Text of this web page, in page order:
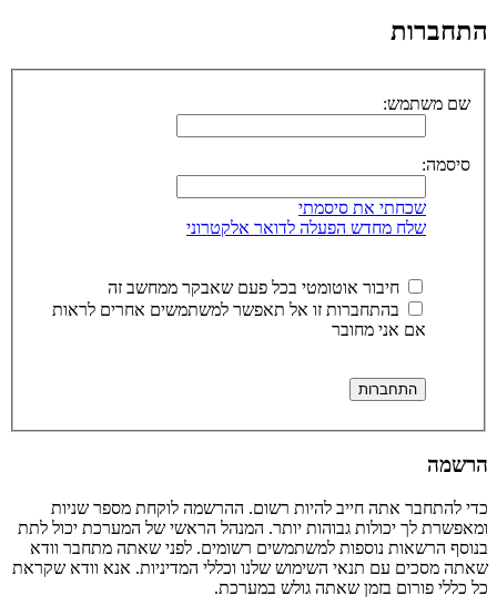
התחברות
שם משתמש:
סיסמה:
שכחתי את סיסמתי
שלח מחדש הפעלה לדואר אלקטרוני
חיבור אוטומטי בכל פעם שאבקר ממחשב זה
בהתחברות זו אל תאפשר למשתמשים אחרים לראות
אם אני מחובר
הרשמה
כדי להתחבר אתה חייב להיות רשום. ההרשמה לוקחת מספר שניות
ומאפשרת לך יכולות גבוהות יותר. המנהל הראשי של המערכת יכול לתת
בנוסף הרשאות נוספות למשתמשים רשומים. לפני שאתה מתחבר וודא
שאתה מסכים עם תנאי השימוש שלנו וכללי המדיניות. אנא וודא שקראת
כל כללי פורום בזמן שאתה גולש במערכת.